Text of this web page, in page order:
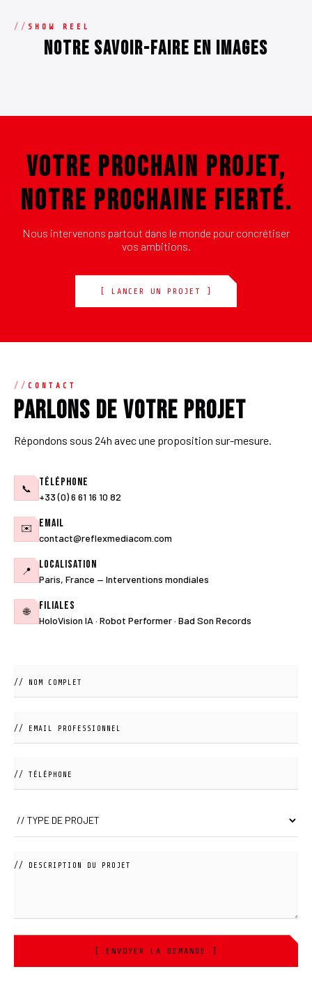
SHOW REEL
Notre savoir-faire en images
VOTRE PROCHAIN PROJET,
NOTRE PROCHAINE FIERTÉ.
Nous intervenons partout dans le monde pour concrétiser
vos ambitions.
[ LANCER UN PROJET ]
CONTACT
Parlons de votre projet
Répondons sous 24h avec une proposition sur-mesure.
📞 Téléphone
+33 (0) 6 61 16 10 82
✉️ Email
contact@reflexmediacom.com
📍 Localisation
Paris, France — Interventions mondiales
🌐 Filiales
HoloVision IA · Robot Performer · Bad Son Records
[ ENVOYER LA DEMANDE ]